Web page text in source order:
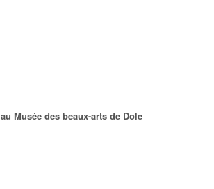
au Musée des beaux-arts de Dole